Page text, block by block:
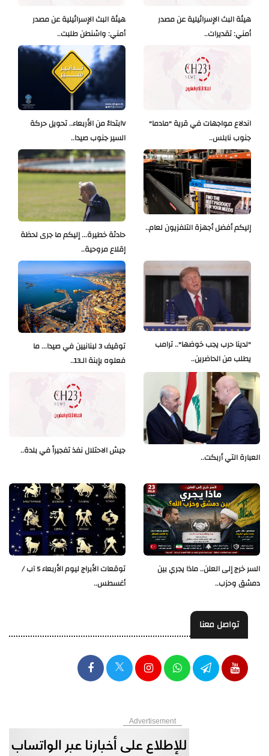
هيئة البث الإسرائيلية عن مصدر
أمني: واشنطن طلبت..
هيئة البث الإسرائيلية عن مصدر
أمني: تقديرات..
Vابتداءً من الأربعاء.. تحويل حركة
السير جنوب صيدا..
اندلاع مواجهات في قرية "مادما"
جنوب نابلس..
حادثة خطيرة... إليكم ما جرى لحظة
إقلاع مروحية..
إليكم أفضل أجهزة التلفزيون لعام..
توقيف 3 لبنانيين في صيدا... ما
فعلوه بإبنة الـ13..
"لدينا حرب يجب خوضها".. ترامب
يطلب من الحاضرين..
جيش الاحتلال نفذ تفجيراً في بلدة.. العبارة التي أربكت..
توقعات الأبراج ليوم الأربعاء 5 آب /
أغسطس..
السر خرج إلى العلن.. ماذا يجري بين
دمشق وحزب..
تواصل معنا
Advertisement